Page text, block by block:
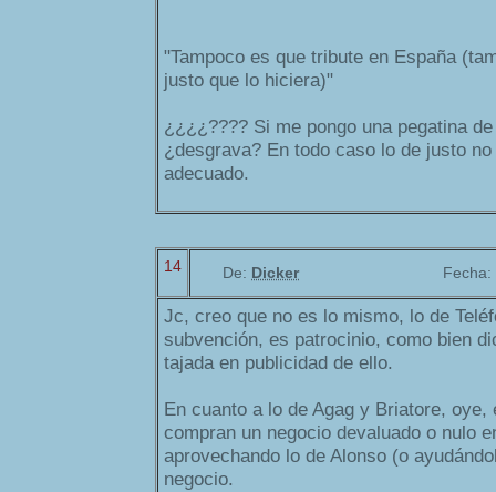
"Tampoco es que tribute en España
justo que lo hiciera)"
¿¿¿¿???? Si me pongo una pegatina
¿desgrava? En todo caso lo de justo
adecuado.
14 De: Dicker Fecha:
Jc, creo que no es lo mismo, lo de
subvención, es patrocinio, como bien
tajada en publicidad de ello.
En cuanto a lo de Agag y Briatore,
compran un negocio devaluado o nulo
aprovechando lo de Alonso (o
negocio.